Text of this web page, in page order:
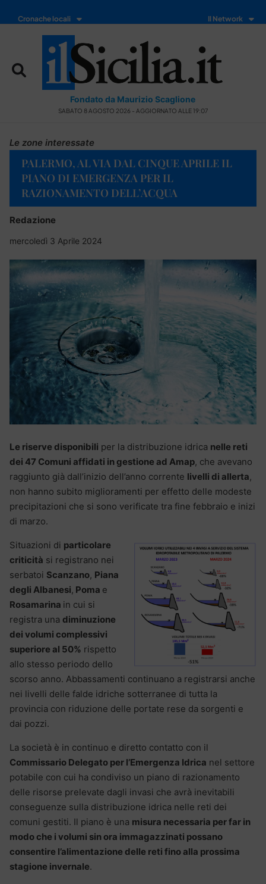
Cronache locali Il Network
Fondato da Maurizio Scaglione
SABATO 8 AGOSTO 2026 - AGGIORNATO ALLE 19:07
Le zone interessate
PALERMO, AL VIA DAL CINQUE APRILE IL
PIANO DI EMERGENZA PER IL
RAZIONAMENTO DELL’ACQUA
Redazione
mercoledì 3 Aprile 2024
Le riserve disponibili per la distribuzione idrica nelle reti
dei 47 Comuni affidati in gestione ad Amap, che avevano
raggiunto già dall’inizio dell’anno corrente livelli di allerta,
non hanno subito miglioramenti per effetto delle modeste
precipitazioni che si sono verificate tra fine febbraio e inizi
di marzo.
Situazioni di particolare
criticità si registrano nei
serbatoi Scanzano, Piana
degli Albanesi, Poma e
Rosamarina in cui si
registra una diminuzione
dei volumi complessivi
superiore al 50% rispetto
allo stesso periodo dello
scorso anno. Abbassamenti continuano a registrarsi anche
nei livelli delle falde idriche sotterranee di tutta la
provincia con riduzione delle portate rese da sorgenti e
dai pozzi.
La società è in continuo e diretto contatto con il
Commissario Delegato per l’Emergenza Idrica nel settore
potabile con cui ha condiviso un piano di razionamento
delle risorse prelevate dagli invasi che avrà inevitabili
conseguenze sulla distribuzione idrica nelle reti dei
comuni gestiti. Il piano è una misura necessaria per far in
modo che i volumi sin ora immagazzinati possano
consentire l’alimentazione delle reti fino alla prossima
stagione invernale.